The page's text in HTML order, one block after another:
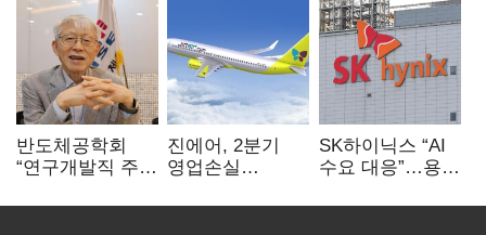
반도체공학회
“연구개발직 주
개선해야”
진에어, 2분기
영업손실
상승 여파
SK하이닉스 “AI
수요 대응”…용인
투자